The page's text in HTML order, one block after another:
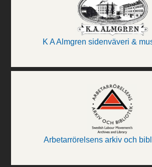
K A Almgren sidenväveri &
Arbetarrörelsens arkiv och